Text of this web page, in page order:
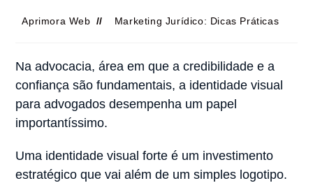
Aprimora Web Marketing Jurídico: Dicas Práticas
Na advocacia, área em que a credibilidade e a
confiança são fundamentais, a identidade visual
para advogados desempenha um papel
importantíssimo.
Uma identidade visual forte é um investimento
estratégico que vai além de um simples logotipo.